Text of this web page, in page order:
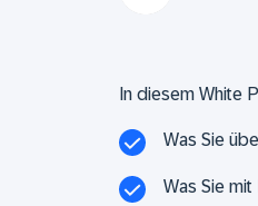
In diesem White
Was Sie
Was Sie